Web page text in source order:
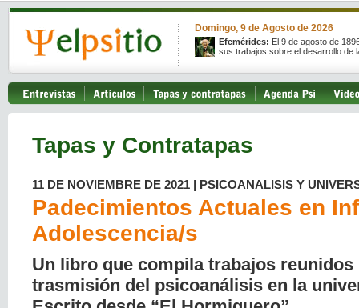
Domingo, 9 de Agosto de 2026
Efemérides: El 9 de agosto de
sus trabajos sobre el desarrollo de
Tapas y Contratapas
11 DE NOVIEMBRE DE 2021 | PSICOANALISIS Y
Padecimientos Actuales en
Adolescencia/s
Un libro que compila trabajos reunidos
trasmisión del psicoanálisis en la